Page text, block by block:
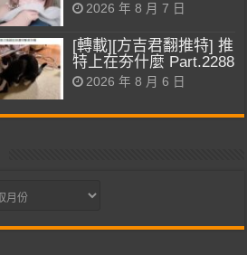
2026 年 8 月 7 日
[轉載][方吉君翻推特] 推
特上在夯什麼 Part.2288
2026 年 8 月 6 日